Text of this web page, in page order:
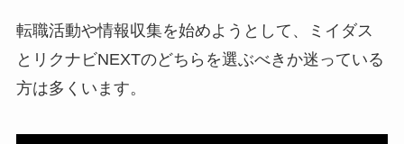
転職活動や情報収集を始めようとして、ミイダス
とリクナビNEXTのどちらを選ぶべきか迷っている
方は多くいます。